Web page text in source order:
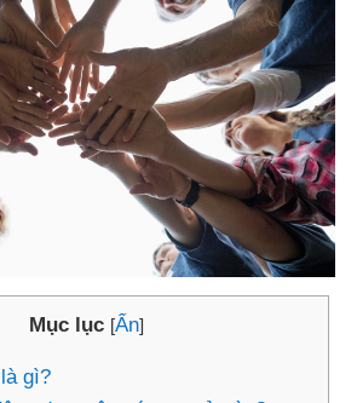
Mục lục [Ẩn]
gì?